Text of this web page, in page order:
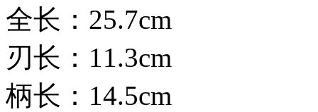
全长：25.7cm
刃长：11.3cm
柄长：14.5cm